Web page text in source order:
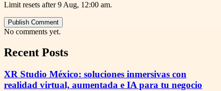
Limit resets after 9 Aug, 12:00 am.
Publish Comment
No comments yet.
Recent Posts
XR Studio México: soluciones inmersivas con
realidad virtual, aumentada e IA para tu negocio